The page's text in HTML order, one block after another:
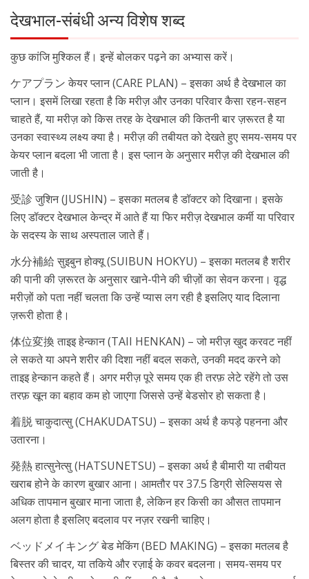
देखभाल-संबंधी अन्य विशेष शब्द
कुछ कांजि मुश्किल हैं। इन्हें बोलकर पढ़ने का अभ्यास करें।
ケアプラン केयर प्लान (CARE PLAN) – इसका अर्थ है देखभाल का
प्लान। इसमें लिखा रहता है कि मरीज़ और उनका परिवार कैसा रहन-सहन
चाहते हैं, या मरीज़ को किस तरह के देखभाल की कितनी बार ज़रूरत है या
उनका स्वास्थ्य लक्ष्य क्या है। मरीज़ की तबीयत को देखते हुए समय-समय पर
केयर प्लान बदला भी जाता है। इस प्लान के अनुसार मरीज़ की देखभाल की
जाती है।
受診 जुशिन (JUSHIN) – इसका मतलब है डॉक्टर को दिखाना। इसके
लिए डॉक्टर देखभाल केन्द्र में आते हैं या फिर मरीज़ देखभाल कर्मी या परिवार
के सदस्य के साथ अस्पताल जाते हैं।
水分補給 सुइबुन होक्यू (SUIBUN HOKYU) – इसका मतलब है शरीर
की पानी की ज़रूरत के अनुसार खाने-पीने की चीज़ों का सेवन करना। वृद्ध
मरीज़ों को पता नहीं चलता कि उन्हें प्यास लग रही है इसलिए याद दिलाना
ज़रूरी होता है।
体位変換 ताइइ हेन्कान (TAII HENKAN) – जो मरीज़ खुद करवट नहीं
ले सकते या अपने शरीर की दिशा नहीं बदल सकते, उनकी मदद करने को
ताइइ हेन्कान कहते हैं। अगर मरीज़ पूरे समय एक ही तरफ़ लेटे रहेंगे तो उस
तरफ़ खून का बहाव कम हो जाएगा जिससे उन्हें बेडसोर हो सकता है।
着脱 चाकुदात्सु (CHAKUDATSU) – इसका अर्थ है कपड़े पहनना और
उतारना।
発熱 हात्सुनेत्सु (HATSUNETSU) – इसका अर्थ है बीमारी या तबीयत
खराब होने के कारण बुखार आना। आमतौर पर 37.5 डिग्री सेल्सियस से
अधिक तापमान बुखार माना जाता है, लेकिन हर किसी का औसत तापमान
अलग होता है इसलिए बदलाव पर नज़र रखनी चाहिए।
ベッドメイキング बेड मेकिंग (BED MAKING) – इसका मतलब है
बिस्तर की चादर, या तकिये और रज़ाई के कवर बदलना। समय-समय पर